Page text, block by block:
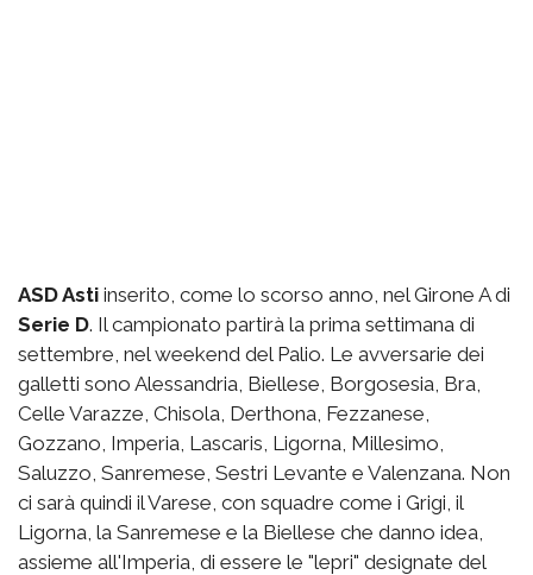
ASD Asti inserito, come lo scorso anno, nel Girone A di
Serie D. Il campionato partirà la prima settimana di
settembre, nel weekend del Palio. Le avversarie dei
galletti sono Alessandria, Biellese, Borgosesia, Bra,
Celle Varazze, Chisola, Derthona, Fezzanese,
Gozzano, Imperia, Lascaris, Ligorna, Millesimo,
Saluzzo, Sanremese, Sestri Levante e Valenzana. Non
ci sarà quindi il Varese, con squadre come i Grigi, il
Ligorna, la Sanremese e la Biellese che danno idea,
assieme all'Imperia, di essere le "lepri" designate del